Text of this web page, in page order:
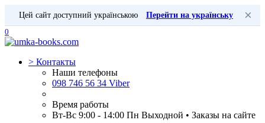
Цей сайт доступний українською Перейти на українську ×
0
> Контакты
Наши телефоны
098 746 56 34 Viber
Время работы
Вт-Вс 9:00 - 14:00 Пн Выходной • Заказы на сайте